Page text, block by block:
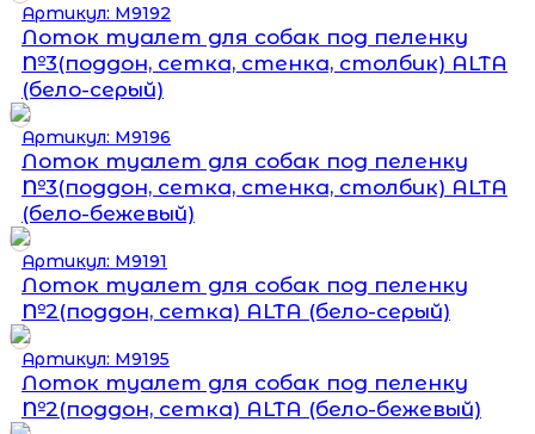
Артикул: М9192
Лоток туалет для собак под пеленку
№3(поддон, сетка, стенка, столбик) ALTA
(бело-серый)
Артикул: М9196
Лоток туалет для собак под пеленку
№3(поддон, сетка, стенка, столбик) ALTA
(бело-бежевый)
Артикул: М9191
Лоток туалет для собак под пеленку
№2(поддон, сетка) ALTA (бело-серый)
Артикул: М9195
Лоток туалет для собак под пеленку
№2(поддон, сетка) ALTA (бело-бежевый)